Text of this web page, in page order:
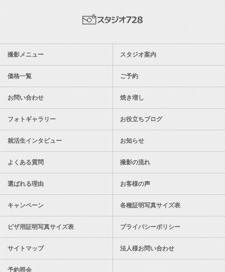
スタジオ728
撮影メニュー スタジオ案内
価格一覧 ご予約
お問い合わせ 焼き増し
フォトギャラリー お役立ちブログ
就活生インタビュー お知らせ
よくある質問 撮影の流れ
選ばれる理由 お客様の声
キャンペーン 各種証明写真サイズ表
ビザ用証明写真サイズ表 プライバシーポリシー
サイトマップ 法人様お問い合わせ
予約照会